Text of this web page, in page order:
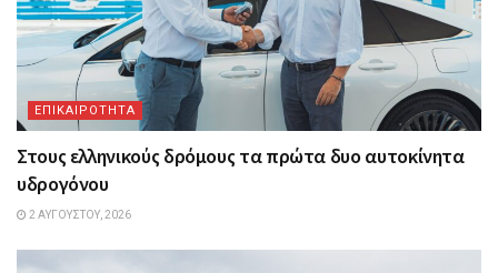
ΕΠΙΚΑΙΡΟΤΗΤΑ
Στους ελληνικούς δρόμους τα πρώτα δυο αυτοκίνητα
υδρογόνου
2 ΑΥΓΟΎΣΤΟΥ, 2026